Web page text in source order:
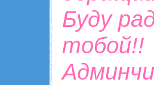
Буду
тобой!!